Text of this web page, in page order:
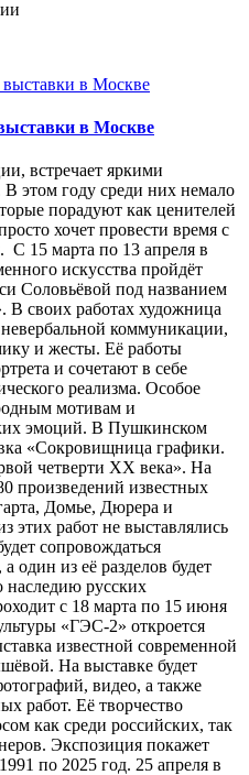
в Москве
встречает яркими
этом году среди них немало
порадуют как ценителей
хочет провести время с
С 15 марта по 13 апреля в
искусства пройдёт
Соловьёвой под названием
В своих работах художница
коммуникации,
и жесты. Её работы
и сочетают в себе
реализма. Особое
мотивам и
эмоций. В Пушкинском
«Сокровищница графики.
четверти XX века». На
произведений известных
Домье, Дюрера и
этих работ не выставлялись
сопровождаться
один из её разделов будет
наследию русских
с 18 марта по 15 июня
«ГЭС-2» откроется
известной современной
На выставке будет
видео, а также
работ. Её творчество
как среди российских, так
Экспозиция покажет
по 2025 год. 25 апреля в